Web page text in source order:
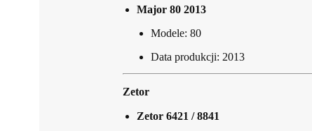
Major 80 2013
Modele: 80
Data produkcji: 2013
Zetor
Zetor 6421 / 8841